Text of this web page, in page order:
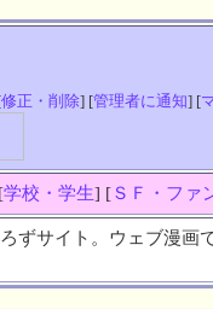
修正・削除] [管理者に通知] [
学校・学生] [ＳＦ・ファ
ずサイト。ウェブ漫画